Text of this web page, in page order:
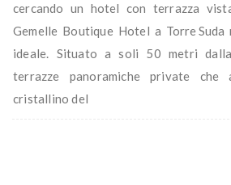
cercando un hotel con terrazza
Gemelle Boutique Hotel a Torre
ideale. Situato a soli 50 metri
terrazze panoramiche private che
cristallino del